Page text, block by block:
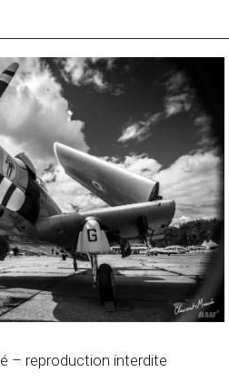
– reproduction interdite